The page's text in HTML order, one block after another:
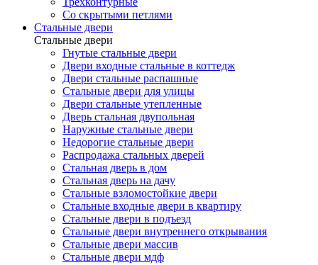
Со скрытыми петлями
Стальные двери
Стальные двери
Гнутые стальные двери
Двери входные стальные в коттедж
Двери стальные распашные
Стальные двери для улицы
Двери стальные утепленные
Дверь стальная двупольная
Наружные стальные двери
Недорогие стальные двери
Распродажа стальных дверей
Стальная дверь в дом
Стальная дверь на дачу
Стальные взломостойкие двери
Стальные входные двери в квартиру
Стальные двери в подъезд
Стальные двери внутреннего открывания
Стальные двери массив
Стальные двери мдф